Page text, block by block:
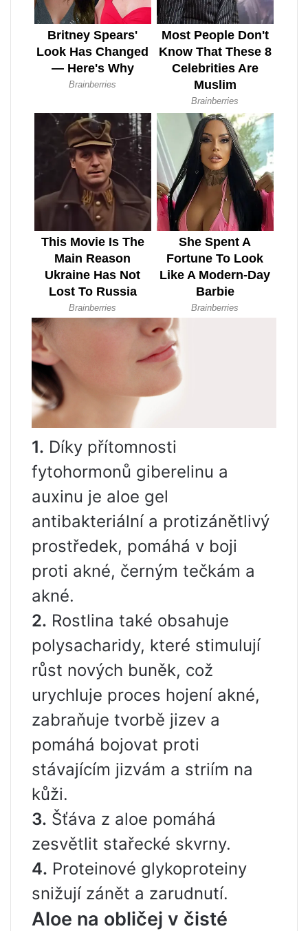
1. Díky přítomnosti
fytohormonů giberelinu a
auxinu je aloe gel
antibakteriální a protizánětlivý
prostředek, pomáhá v boji
proti akné, černým tečkám a
akné.
2. Rostlina také obsahuje
polysacharidy, které stimulují
růst nových buněk, což
urychluje proces hojení akné,
zabraňuje tvorbě jizev a
pomáhá bojovat proti
stávajícím jizvám a striím na
kůži.
3. Šťáva z aloe pomáhá
zesvětlit stařecké skvrny.
4. Proteinové glykoproteiny
snižují zánět a zarudnutí.
Aloe na obličej v čisté